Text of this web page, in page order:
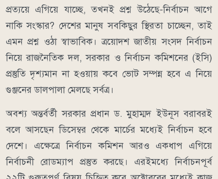
প্রত্যয়ে এগিয়ে যাচ্ছে, তখনই প্রশ্ন উঠেছে-নির্বাচন আগে
নাকি সংস্কার? দেশের মানুষ সবকিছুর স্থিরতা চাচ্ছেন, তাই
এমন প্রশ্ন ওঠা স্বাভাবিক। ত্রয়োদশ জাতীয় সংসদ নির্বাচন
নিয়ে রাজনৈতিক দল, সরকার ও নির্বাচন কমিশনের (ইসি)
প্রস্তুতি দৃশ্যমান না হওয়ায় কবে ভোট সম্পন্ন হবে এ নিয়ে
গুঞ্জনের ডালপালা মেলছে সর্বত্র।
অবশ্য অন্তর্বর্তী সরকার প্রধান ড. মুহাম্মদ ইউনূস বরাবরই
বলে আসছেন ডিসেম্বর থেকে মার্চের মধ্যেই নির্বাচন হবে
দেশে। এক্ষেত্রে নির্বাচন কমিশন আরও একধাপ এগিয়ে
নির্বাচনী রোডম্যাপ প্রস্তুত করছে। এরইমধ্যে নির্বাচনপূর্ব